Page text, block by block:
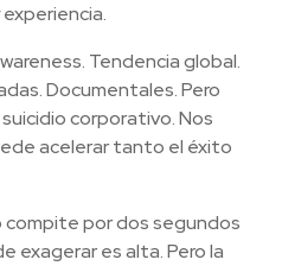
Tendencia global.
Documentales. Pero
corporativo. Nos
acelerar tanto el éxito
por dos segundos
exagerar es alta. Pero la